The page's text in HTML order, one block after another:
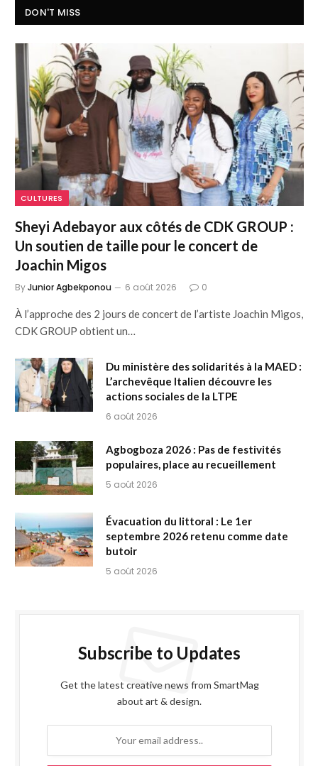
DON'T MISS
CULTURES
Sheyi Adebayor aux côtés de CDK GROUP :
Un soutien de taille pour le concert de
Joachin Migos
ByJunior Agbekponou 6 août 2026 0
À l’approche des 2 jours de concert de l’artiste Joachin Migos,
CDK GROUP obtient un…
Du ministère des solidarités à la MAED :
L’archevêque Italien découvre les
actions sociales de la LTPE
6 août 2026
Agbogboza 2026 : Pas de festivités
populaires, place au recueillement
5 août 2026
Évacuation du littoral : Le 1er
septembre 2026 retenu comme date
butoir
5 août 2026
Subscribe to Updates
Get the latest creative news from SmartMag
about art & design.